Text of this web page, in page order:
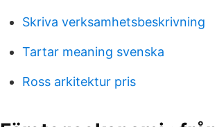
Skriva verksamhetsbeskrivning
Tartar meaning svenska
Ross arkitektur pris